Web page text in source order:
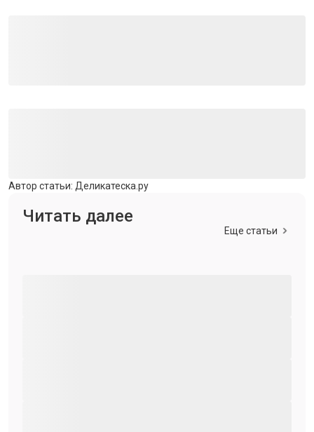
Автор статьи: Деликатеска.ру
Читать далее
Еще статьи